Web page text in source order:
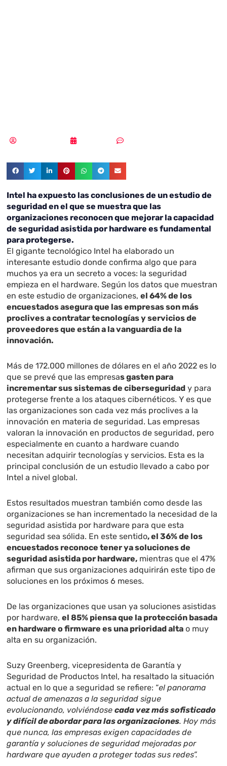
Intel ha expuesto las conclusiones de un estudio de
seguridad en el que se muestra que las
organizaciones reconocen que mejorar la capacidad
de seguridad asistida por hardware es fundamental
para protegerse.
El gigante tecnológico Intel ha elaborado un
interesante estudio donde confirma algo que para
muchos ya era un secreto a voces: la seguridad
empieza en el hardware. Según los datos que muestran
en este estudio de organizaciones,el 64% de los
encuestados asegura que las empresas son más
proclives a contratar tecnologías y servicios de
proveedores que están a la vanguardia de la
innovación.
Más de 172.000 millones de dólares en el año 2022 es lo
que se prevé que las empresas gasten para
incrementar sus sistemas de ciberseguridad y para
protegerse frente a los ataques cibernéticos. Y es que
las organizaciones son cada vez más proclives a la
innovación en materia de seguridad. Las empresas
valoran la innovación en productos de seguridad, pero
especialmente en cuanto a hardware cuando
necesitan adquirir tecnologías y servicios. Esta es la
principal conclusión de un estudio llevado a cabo por
Intel a nivel global.
Estos resultados muestran también como desde las
organizaciones se han incrementado la necesidad de la
seguridad asistida por hardware para que esta
seguridad sea sólida. En este sentido, el 36% de los
encuestados reconoce tener ya soluciones de
seguridad asistida por hardware, mientras que el 47%
afirman que sus organizaciones adquirirán este tipo de
soluciones en los próximos 6 meses.
De las organizaciones que usan ya soluciones asistidas
por hardware,el 85% piensa que la protección basada
en hardware o firmware es una prioridad alta o muy
alta en su organización.
Suzy Greenberg, vicepresidenta de Garantía y
Seguridad de Productos Intel, ha resaltado la situación
actual en lo que a seguridad se refiere: “el panorama
actual de amenazas a la seguridad sigue
evolucionando, volviéndosecada vez más sofisticado
y difícil de abordar para las organizaciones. Hoy más
que nunca, las empresas exigen capacidades de
garantía y soluciones de seguridad mejoradas por
hardware que ayuden a proteger todas sus redes”.